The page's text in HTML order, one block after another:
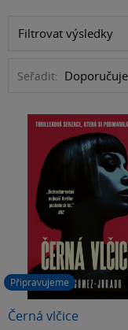
Filtrovat výsledky
Seřadit:
Připravujeme
Černá vlčice